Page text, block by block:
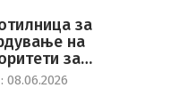
за
на
за
на грижа во
Македонија
08.06.2026